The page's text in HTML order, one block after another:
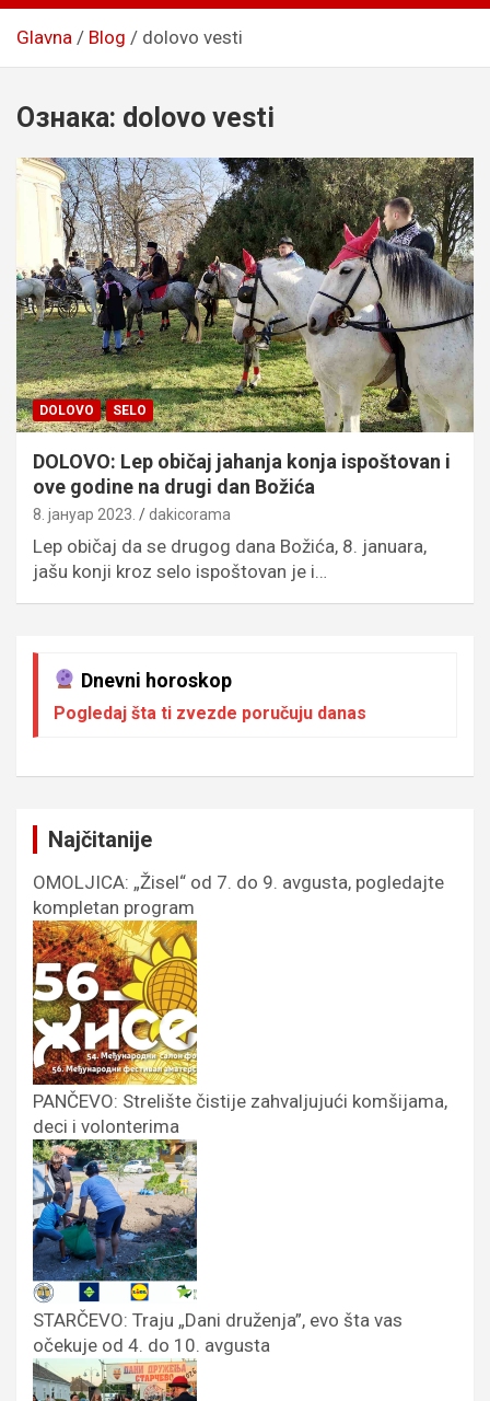
Glavna Blog dolovo vesti
Ознака: dolovo vesti
DOLOVO SELO
DOLOVO: Lep običaj jahanja konja ispoštovan i
ove godine na drugi dan Božića
8. јануар 2023. dakicorama
Lep običaj da se drugog dana Božića, 8. januara,
jašu konji kroz selo ispoštovan je i…
Dnevni horoskop
Pogledaj šta ti zvezde poručuju danas
Najčitanije
OMOLJICA: „Žisel“ od 7. do 9. avgusta, pogledajte
kompletan program
PANČEVO: Strelište čistije zahvaljujući komšijama,
deci i volonterima
STARČEVO: Traju „Dani druženja”, evo šta vas
očekuje od 4. do 10. avgusta